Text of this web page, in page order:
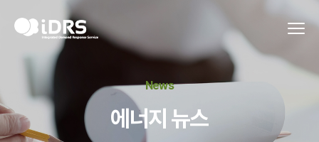
News
에너지 뉴스